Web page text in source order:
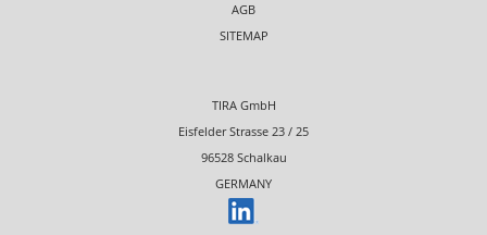
AGB
SITEMAP
TIRA GmbH
Eisfelder Strasse 23 / 25
96528 Schalkau
GERMANY